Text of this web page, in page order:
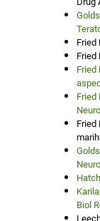
Fried
Fried
Fried
Fried
Fried
Biol